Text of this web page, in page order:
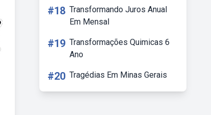
#18 Transformando Juros Anual
Em Mensal
#19 Transformações Quimicas 6
Ano
#20 Tragédias Em Minas Gerais